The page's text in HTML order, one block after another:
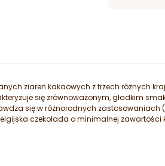
ziaren kakaowych z trzech różnych
się zrównoważonym, gładkim
się w różnorodnych zastosowaniach
czekolada o minimalnej zawartości